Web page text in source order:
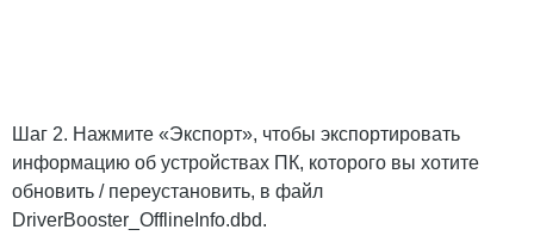
Шаг 2. Нажмите «Экспорт», чтобы экспортировать
информацию об устройствах ПК, которого вы хотите
обновить / переустановить, в файл
DriverBooster_OfflineInfo.dbd.